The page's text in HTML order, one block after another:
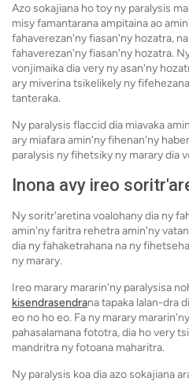
Azo sokajiana ho toy ny paralysis
misy famantarana ampitaina ao
fahaverezan'ny fiasan'ny hozatra,
fahaverezan'ny fiasan'ny hozatra.
vonjimaika dia very ny asan'ny
ary miverina tsikelikely ny
tanteraka.
Ny paralysis flaccid dia miavaka
ary miafara amin'ny fihenan'ny
paralysis ny fihetsiky ny marary dia
Inona avy ireo
Ny soritr'aretina voalohany dia ny
amin'ny faritra rehetra amin'ny
dia ny fahaketrahana na ny
ny marary.
Ireo marary mararin'ny paralysisa
kisendrasendrana tapaka lalan-dra
eo no ho eo. Fa ny marary
pahasalamana fototra, dia ho very
mandritra ny fotoana maharitra.
Ny paralysis koa dia azo sokajiana